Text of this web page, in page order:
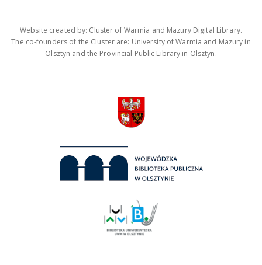
Website created by: Cluster of Warmia and Mazury Digital Library.
The co-founders of the Cluster are: University of Warmia and Mazury in
Olsztyn and the Provincial Public Library in Olsztyn.